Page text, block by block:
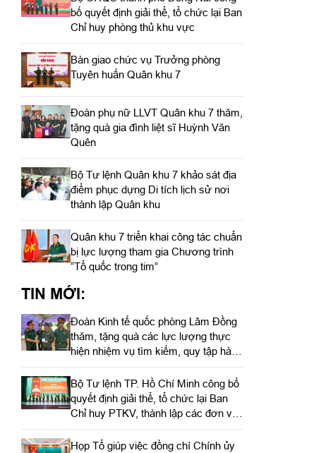
bố quyết định giải thể, tổ chức lại Ban
Chỉ huy phòng thủ khu vực
Bàn giao chức vụ Trưởng phòng
Tuyên huấn Quân khu 7
Đoàn phụ nữ LLVT Quân khu 7 thăm,
tặng quà gia đình liệt sĩ Huỳnh Văn
Quên
Bộ Tư lệnh Quân khu 7 khảo sát địa
điểm phục dựng Di tích lịch sử nơi
thành lập Quân khu
Quân khu 7 triển khai công tác chuẩn
bị lực lượng tham gia Chương trình
“Tổ quốc trong tim”
TIN MỚI:
Đoàn Kinh tế quốc phòng Lâm Đồng
thăm, tặng quà các lực lượng thực
hiện nhiệm vụ tìm kiếm, quy tập hài
cốt liệt sĩ
Bộ Tư lệnh TP. Hồ Chí Minh công bố
quyết định giải thể, tổ chức lại Ban
Chỉ huy PTKV, thành lập các đơn vị
trực thuộc
Họp Tổ giúp việc đồng chí Chính ủy